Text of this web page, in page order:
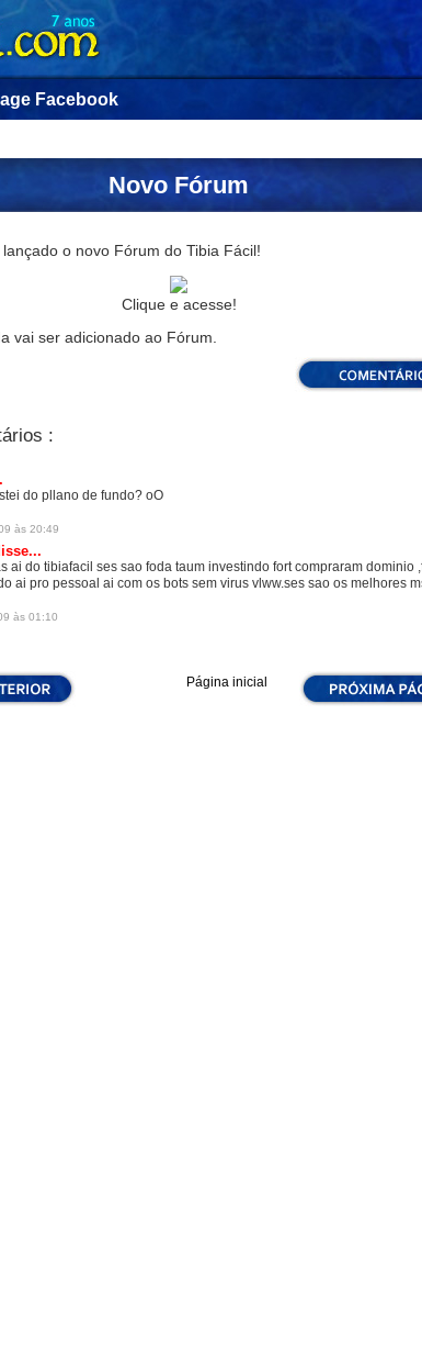
Facebook
Novo Fórum
o novo Fórum do Tibia Fácil!
Clique e acesse!
vai ser adicionado ao Fórum.
:
do pllano de fundo? oO
às 20:49
ai do tibiafacil ses sao foda taum investindo fort compraram dominio
ai pro pessoal ai com os bots sem virus vlww.ses sao os melhores
às 01:10
Página inicial